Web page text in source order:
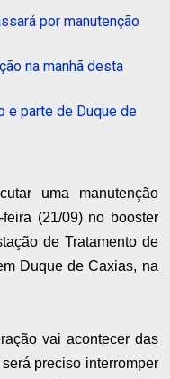
por manutenção
na manhã desta
e parte de Duque de
uma manutenção
(21/09) no booster
de Tratamento de
Duque de Caxias, na
vai acontecer das
preciso interromper